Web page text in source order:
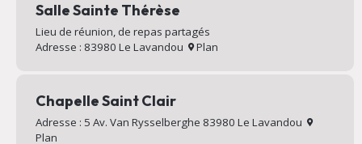
Salle Sainte Thérèse
Lieu de réunion, de repas partagés
Adresse : 83980 Le Lavandou
Plan
Chapelle Saint Clair
Adresse : 5 Av. Van Rysselberghe 83980 Le Lavandou
Plan